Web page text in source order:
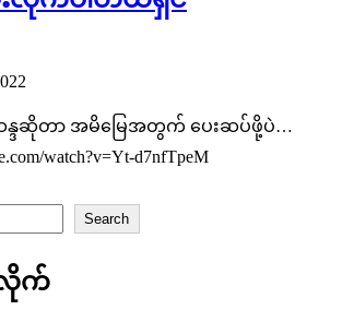
ဒဆိုတာ အမိမြေအတွက် ပေးဆပ်ဖို့ပဲ…
watch?v=Yt-d7nfTpeM
Search
လိုက်